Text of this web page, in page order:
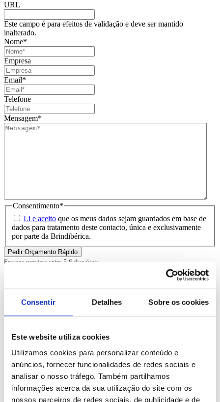
Consentir Detalhes Sobre os cookies
Este website utiliza cookies
Utilizamos cookies para personalizar conteúdo e
anúncios, fornecer funcionalidades de redes sociais e
analisar o nosso tráfego. Também partilhamos
informações acerca da sua utilização do site com os
nossos parceiros de redes sociais, de publicidade e de
URL
Este campo é para efeitos de validação e deve ser mantido
inalterado.
Nome*
Empresa
Email*
Telefone
Mensagem*
Consentimento*
Li e aceito que os meus dados sejam guardados em base de
dados para tratamento deste contacto, única e exclusivamente
por parte da Brindibérica.
Entrega prevista entre 5-6 dias úteis
REF. BI-PS-92913
desde 2.46€
Comprar